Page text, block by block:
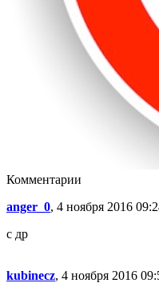
Комментарии
anger_0, 4 ноября 2016
с др
kubinecz, 4 ноября 2016